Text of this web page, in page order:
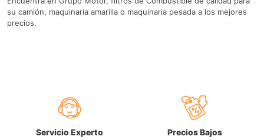
su camión, maquinaria amarilla o maquinaria pesada a los mejores
precios.
Servicio Experto Precios Bajos